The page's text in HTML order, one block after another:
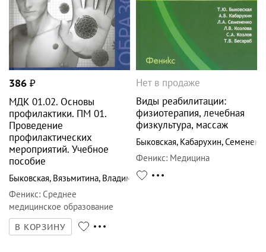
386 ₽
МДК 01.02. Основы
профилактики. ПМ 01.
Проведение
профилактических
мероприятий. Учебное
пособие
Быковская, Вязьмитина, Владимиров
Феникс: Среднее
медицинское образование
В КОРЗИНУ
Нет в продаже
Виды реабилитации:
физиотерапия, лечебная
физкультура, массаж
Быковская, Кабарухин,
Феникс: Медицина